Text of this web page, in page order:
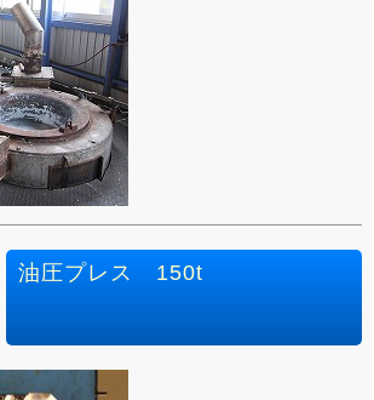
油圧プレス 150t